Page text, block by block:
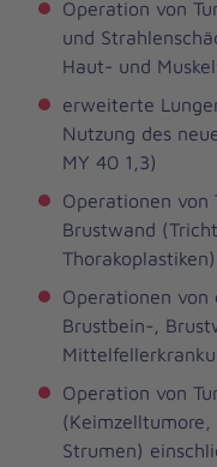
Operation von
und
Haut- und
erweiterte
Nutzung des
MY 40 1,3)
Operationen von
Brustwand
Thorakoplastiken)
Operationen von
Brustbein-,
Operation von
(Keimzelltumore,
Strumen)